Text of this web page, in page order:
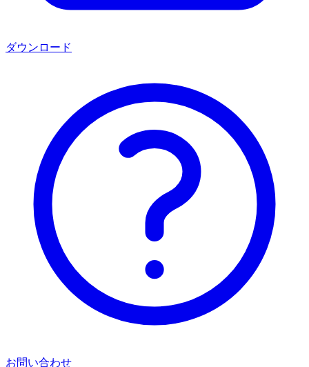
ダウンロード
お問い合わせ